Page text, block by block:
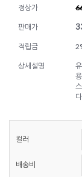
정상가
판매가
적립금
상세설명
컬러
배송비